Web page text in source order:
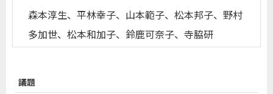
森本淳生、平林幸子、山本範子、松本邦子、野村
多加世、松本和加子、鈴鹿可奈子、寺脇研
議題